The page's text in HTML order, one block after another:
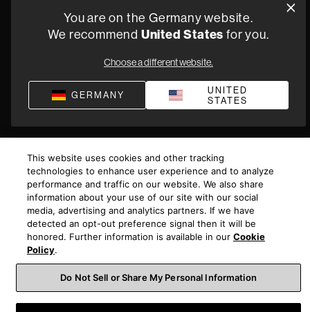
VerkaufsbedingungenImpressum
Geschäftsbedingungen von Versorgung
©
Harman International Industries, Incorporated. All
You are on the Germany website.
We recommend United States for you.
Choose a different website.
GERMANY
UNITED
STATES
This website uses cookies and other tracking
technologies to enhance user experience and to analyze
performance and traffic on our website. We also share
information about your use of our site with our social
media, advertising and analytics partners. If we have
detected an opt-out preference signal then it will be
honored. Further information is available in our Cookie
Policy.
Do Not Sell or Share My Personal Information